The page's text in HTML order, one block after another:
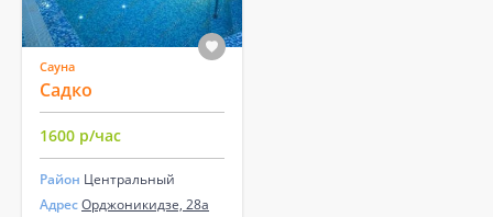
Сауна
Садко
1600 р/час
Район Центральный
АдресОрджоникидзе, 28а